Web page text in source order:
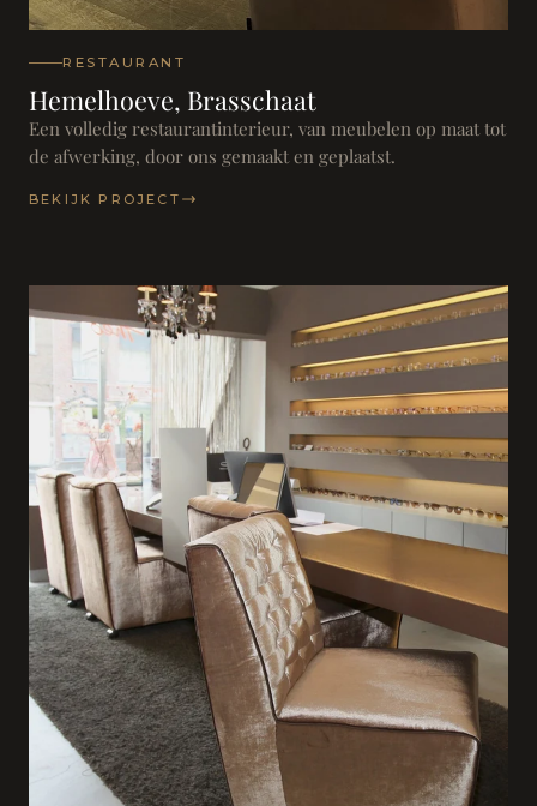
RESTAURANT
Hemelhoeve, Brasschaat
Een volledig restaurantinterieur, van meubelen op maat tot
de afwerking, door ons gemaakt en geplaatst.
BEKIJK PROJECT